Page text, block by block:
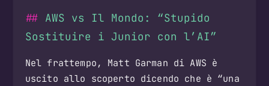
AWS vs Il Mondo: “Stupido
Sostituire i Junior con l’AI”
Nel frattempo, Matt Garman di AWS è
uscito allo scoperto dicendo che è “una